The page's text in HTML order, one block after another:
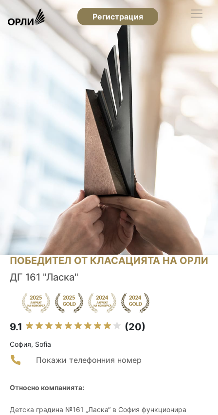
Регистрация
ПОБЕДИТЕЛ ОТ КЛАСАЦИЯТА НА ОРЛИ
ДГ 161 "Ласка"
9.1 (20)
София, Sofia
Покажи телефонния номер
Относно компанията:
Детска градина №161 „Ласка“ в София функционира